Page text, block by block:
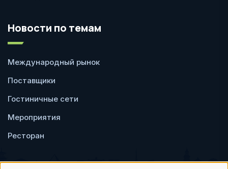
Новости по темам
Международный рынок
Поставщики
Гостиничные сети
Мероприятия
Ресторан